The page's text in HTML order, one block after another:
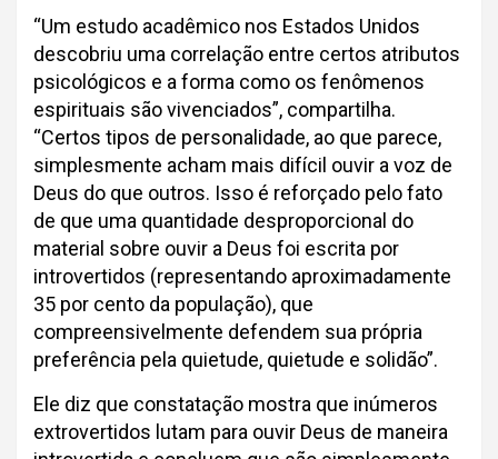
“Um estudo acadêmico nos Estados Unidos
descobriu uma correlação entre certos atributos
psicológicos e a forma como os fenômenos
espirituais são vivenciados”, compartilha.
“Certos tipos de personalidade, ao que parece,
simplesmente acham mais difícil ouvir a voz de
Deus do que outros. Isso é reforçado pelo fato
de que uma quantidade desproporcional do
material sobre ouvir a Deus foi escrita por
introvertidos (representando aproximadamente
35 por cento da população), que
compreensivelmente defendem sua própria
preferência pela quietude, quietude e solidão”.
Ele diz que constatação mostra que inúmeros
extrovertidos lutam para ouvir Deus de maneira